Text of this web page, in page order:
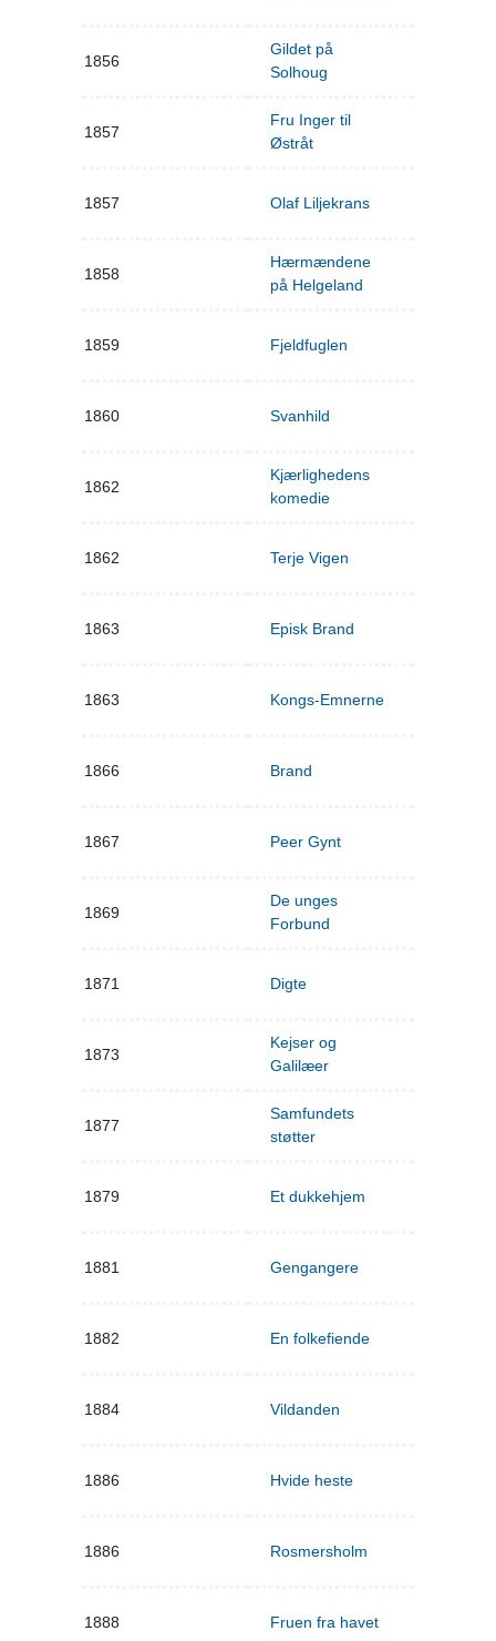
1856
Gildet på
Solhoug
1857
Fru Inger til
Østråt
1857 Olaf Liljekrans
1858
Hærmændene
på Helgeland
1859 Fjeldfuglen
1860 Svanhild
1862
Kjærlighedens
komedie
1862 Terje Vigen
1863 Episk Brand
1863 Kongs-Emnerne
1866 Brand
1867 Peer Gynt
1869
De unges
Forbund
1871 Digte
1873
Kejser og
Galilæer
1877
Samfundets
støtter
1879 Et dukkehjem
1881 Gengangere
1882 En folkefiende
1884 Vildanden
1886 Hvide heste
1886 Rosmersholm
1888 Fruen fra havet